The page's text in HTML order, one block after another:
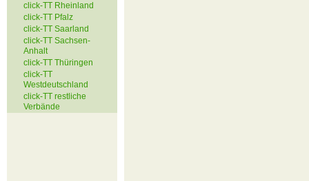
click-TT Rheinland
click-TT Pfalz
click-TT Saarland
click-TT Sachsen-
Anhalt
click-TT Thüringen
click-TT
Westdeutschland
click-TT restliche
Verbände